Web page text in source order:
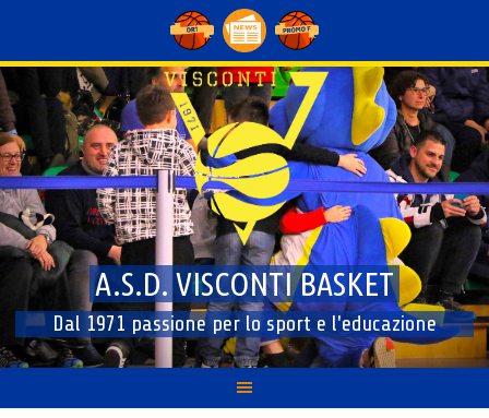
content
A.S.D. VISCONTI BASKET
Dal 1971 passione per lo sport e l'educazione